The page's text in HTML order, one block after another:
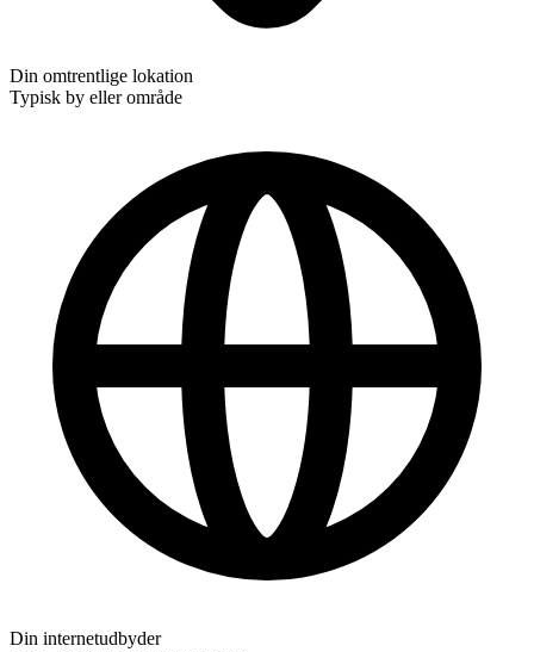
Din omtrentlige lokation
Typisk by eller område
Din internetudbyder